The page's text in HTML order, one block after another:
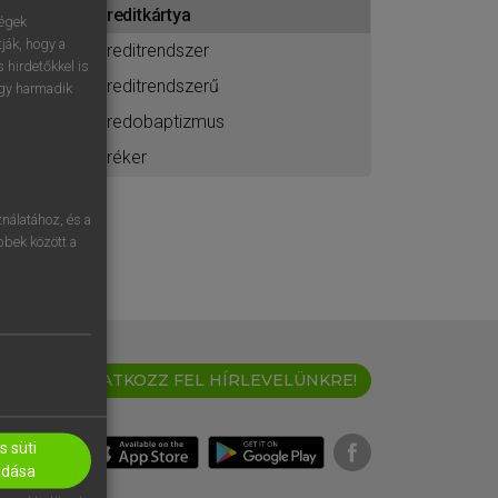
kreditkártya
kreditrendszer
kreditrendszerű
kredobaptizmus
kréker
IRATKOZZ FEL HÍRLEVELÜNKRE!
hogy a
hirdetőkkel is
harmadik
és a
között a
süti